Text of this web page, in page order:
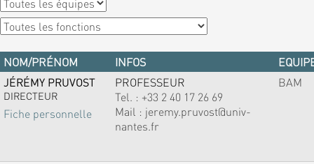
NOM/PRÉNOM INFOS
JÉRÉMY PRUVOST
DIRECTEUR
Fiche personnelle
PROFESSEUR
Tel. : +33 2 40 17 26 69
Mail : jeremy.pruvost@univ-
nantes.fr
BAM